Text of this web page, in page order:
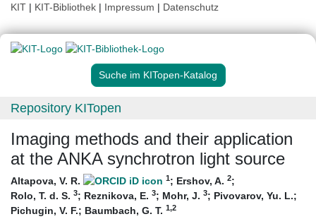
KIT | KIT-Bibliothek | Impressum | Datenschutz
Suche im KITopen-Katalog
Repository KITopen
Imaging methods and their application
at the ANKA synchrotron light source
Altapova, V. R. 1; Ershov, A. 2;
Rolo, T. d. S. 3; Reznikova, E. 3; Mohr, J. 3; Pivovarov, Yu. L.;
Pichugin, V. F.; Baumbach, G. T. 1,2